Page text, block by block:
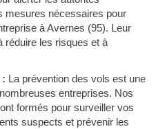
mesures nécessaires pour
à Avernes (95). Leur
réduire les risques et à
: La prévention des vols est une
entreprises. Nos
formés pour surveiller vos
suspects et prévenir les